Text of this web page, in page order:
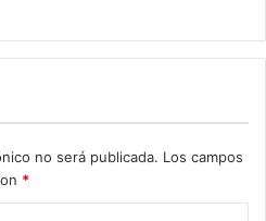
no será publicada. Los campos
*